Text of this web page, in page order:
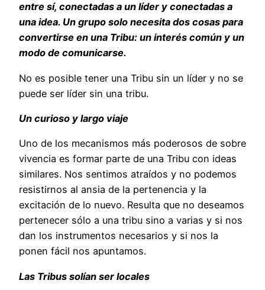
entre sí, conectadas a un líder y conectadas a
una idea. Un grupo solo necesita dos cosas para
convertirse en una Tribu: un interés común y un
modo de comunicarse.
No es posible tener una Tribu sin un líder y no se
puede ser líder sin una tribu.
Un curioso y largo viaje
Uno de los mecanismos más poderosos de sobre
vivencia es formar parte de una Tribu con ideas
similares. Nos sentimos atraídos y no podemos
resistirnos al ansia de la pertenencia y la
excitación de lo nuevo. Resulta que no deseamos
pertenecer sólo a una tribu sino a varias y si nos
dan los instrumentos necesarios y si nos la
ponen fácil nos apuntamos.
Las Tribus solían ser locales